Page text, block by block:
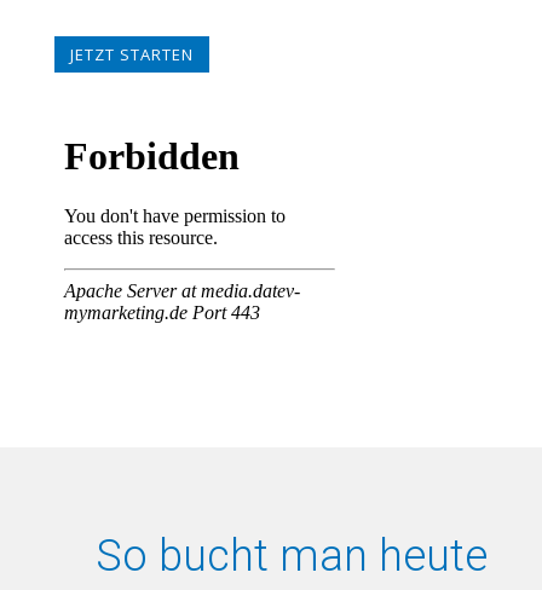
JETZT STARTEN
So bucht man heute